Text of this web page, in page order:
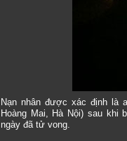
Nạn nhân được xác định là
Hoàng Mai, Hà Nội) sau
ngày đã tử vong.